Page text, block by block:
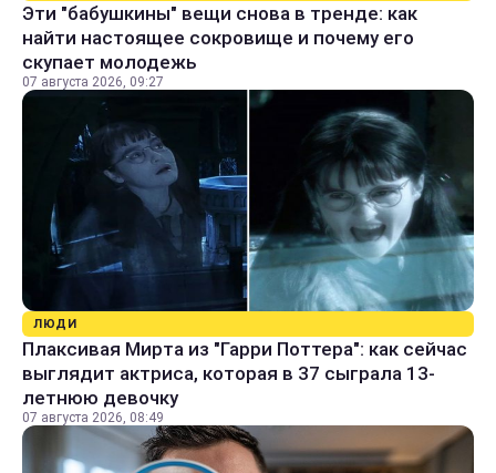
Эти "бабушкины" вещи снова в тренде: как
найти настоящее сокровище и почему его
скупает молодежь
07 августа 2026, 09:27
ЛЮДИ
Плаксивая Мирта из "Гарри Поттера": как сейчас
выглядит актриса, которая в 37 сыграла 13-
летнюю девочку
07 августа 2026, 08:49